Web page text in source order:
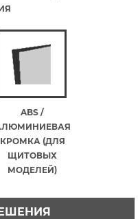
ABS /
КРОМКА (ДЛЯ
ЩИТОВЫХ
МОДЕЛЕЙ)